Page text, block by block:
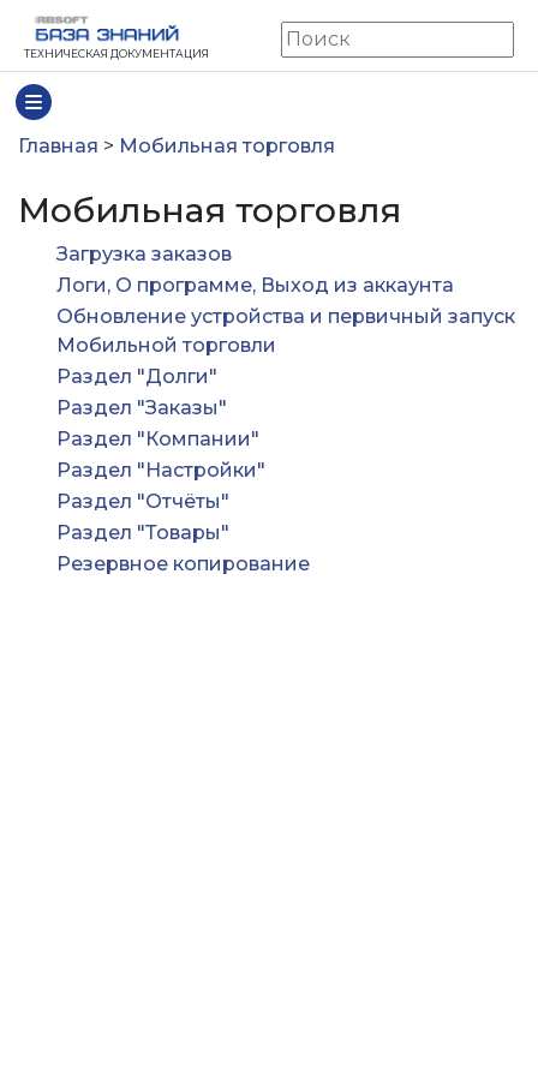
ТЕХНИЧЕСКАЯ ДОКУМЕНТАЦИЯ
Главная > Мобильная торговля
Мобильная торговля
Загрузка заказов
Логи, О программе, Выход из аккаунта
Обновление устройства и первичный запуск
Мобильной торговли
Раздел "Долги"
Раздел "Заказы"
Раздел "Компании"
Раздел "Настройки"
Раздел "Отчёты"
Раздел "Товары"
Резервное копирование